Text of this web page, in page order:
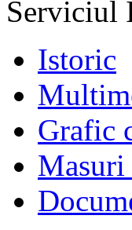
Serviciul
Istoric
Grafic
Masuri